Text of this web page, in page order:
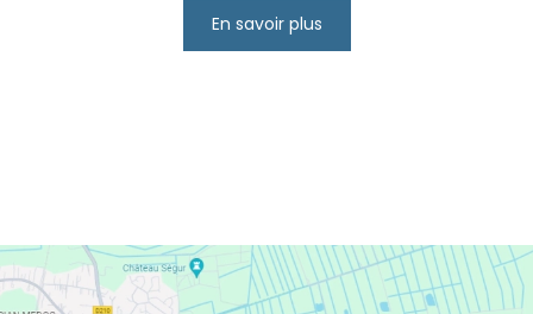
En savoir plus